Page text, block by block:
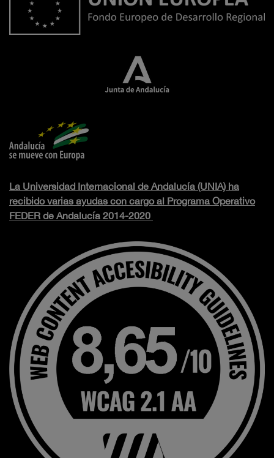
La Universidad Internacional de Andalucía (UNIA) ha
recibido varias ayudas con cargo al Programa Operativo
FEDER de Andalucía 2014-2020